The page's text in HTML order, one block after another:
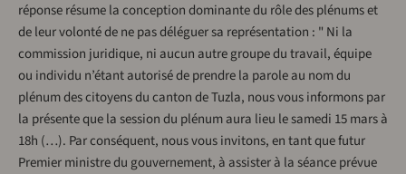
réponse résume la conception dominante du rôle des plénums et
de leur volonté de ne pas déléguer sa représentation : " Ni la
commission juridique, ni aucun autre groupe du travail, équipe
ou individu n’étant autorisé de prendre la parole au nom du
plénum des citoyens du canton de Tuzla, nous vous informons par
la présente que la session du plénum aura lieu le samedi 15 mars à
18h (…). Par conséquent, nous vous invitons, en tant que futur
Premier ministre du gouvernement, à assister à la séance prévue